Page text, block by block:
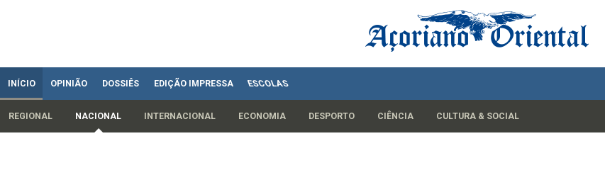
INÍCIO OPINIÃO DOSSIÊS EDIÇÃO IMPRESSA ESCOLAS
REGIONAL NACIONAL INTERNACIONAL ECONOMIA DESPORTO CIÊNCIA CULTURA & SOCIAL